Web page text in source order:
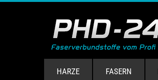
HARZE FASERN